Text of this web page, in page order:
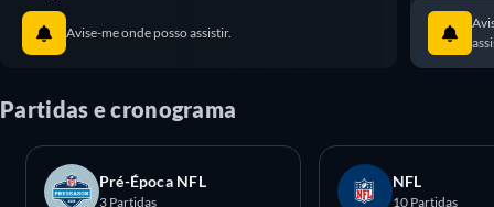
Avise-me onde posso assistir.
Partidas e cronograma
Pré-Época NFL
3 Partidas
NFL
10 Partidas